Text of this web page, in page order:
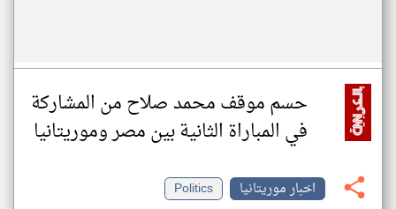
حسم موقف محمد صلاح من المشاركة
في المباراة الثانية بين مصر وموريتانيا
اخبار موريتانيا
Politics